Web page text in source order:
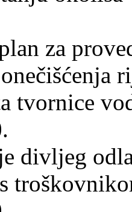
za
tvornice
divljeg